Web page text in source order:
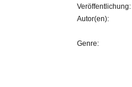
Veröffentlichung:
Autor(en):
Genre: